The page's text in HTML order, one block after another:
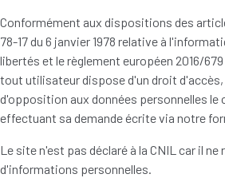
Conformément aux dispositions des
78-17 du 6 janvier 1978 relative à
libertés et le règlement européen 2016/679
tout utilisateur dispose d'un droit
d'opposition aux données personnelles le
effectuant sa demande écrite via notre
Le site n'est pas déclaré à la CNIL car il ne
d'informations personnelles.